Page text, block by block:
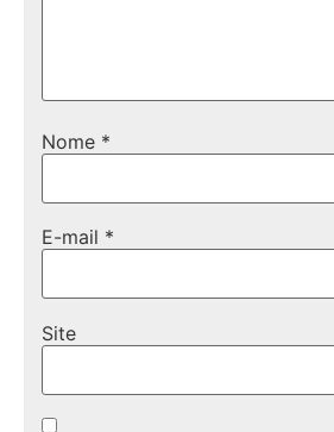
Nome *
E-mail *
Site